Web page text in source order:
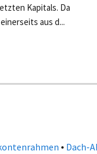
Kapitals. Da
aus d...
• Dach-